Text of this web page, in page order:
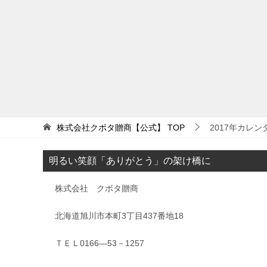
株式会社クボタ贈商【公式】 TOP 2017年カレン
明るい笑顔「ありがとう」の架け橋に
株式会社 クボタ贈商
北海道旭川市本町3丁目437番地18
ＴＥＬ0166―53－1257